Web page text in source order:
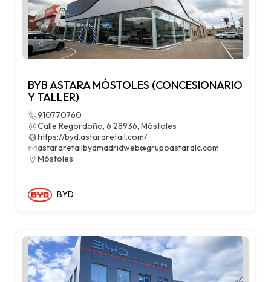
BYB ASTARA MÓSTOLES (CONCESIONARIO
Y TALLER)
910770760
Calle Regordoño, 6 28936, Móstoles
https://byd.astararetail.com/
astararetailbydmadridweb@grupoastaralc.com
Móstoles
BYD